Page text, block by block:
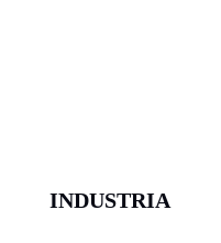
INDUSTRIA